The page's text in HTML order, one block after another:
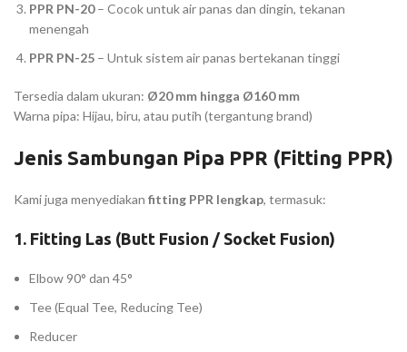
PPR PN-20– Cocok untuk air panas dan dingin, tekanan
menengah
PPR PN-25 – Untuk sistem air panas bertekanan tinggi
Tersedia dalam ukuran: Ø20 mm hingga Ø160 mm
Warna pipa: Hijau, biru, atau putih (tergantung brand)
Jenis Sambungan Pipa PPR (Fitting PPR)
Kami juga menyediakan fitting PPR lengkap, termasuk:
1. Fitting Las (Butt Fusion / Socket Fusion)
Elbow 90° dan 45°
Tee (Equal Tee, Reducing Tee)
Reducer